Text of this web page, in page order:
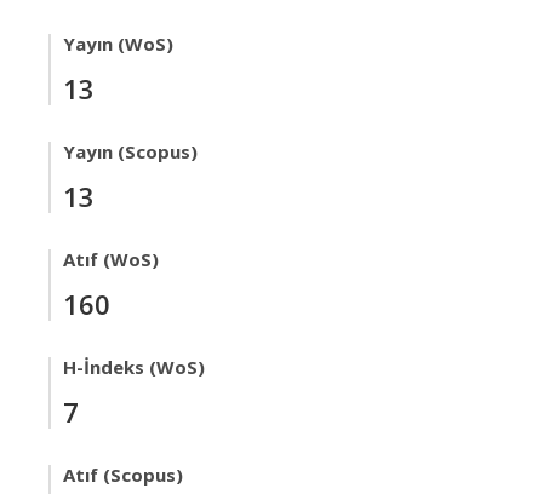
Yayın (WoS)
13
Yayın (Scopus)
13
Atıf (WoS)
160
H-İndeks (WoS)
7
Atıf (Scopus)